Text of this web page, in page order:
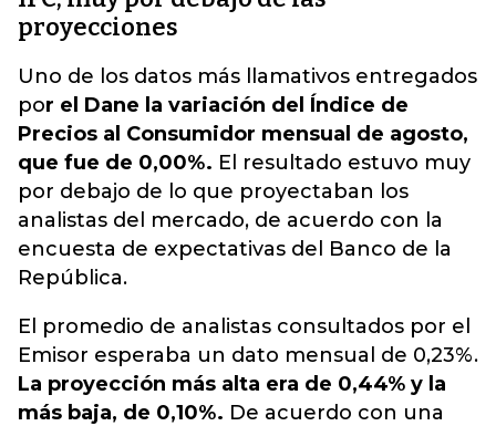
proyecciones
Uno de los datos más llamativos entregados
por el Dane la variación del Índice de
Precios al Consumidor mensual de agosto,
que fue de 0,00%. El resultado estuvo muy
por debajo de lo que proyectaban los
analistas del mercado, de acuerdo con la
encuesta de expectativas del Banco de la
República.
El promedio de analistas consultados por el
Emisor esperaba un dato mensual de 0,23%.
La proyección más alta era de 0,44% y la
más baja, de 0,10%. De acuerdo con una